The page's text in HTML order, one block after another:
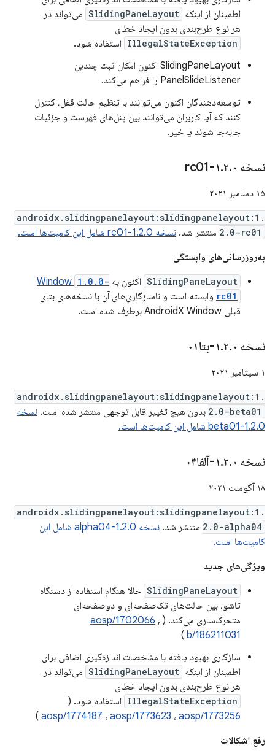
اطمینان از اینکه SlidingPaneLayout می‌تواند در
هر نوع طرح‌بندی بدون ایجاد خطای
IllegalStateException استفاده شود.
SlidingPaneLayout اکنون امکان ثبت چندین
PanelSlideListener را فراهم می‌کند.
توسعه‌دهندگان اکنون می‌توانند با تنظیم حالت قفل، کنترل
کنند که آیا کاربران می‌توانند بین پنل‌های فهرست و جزئیات
جابه‌جا شوند یا خیر.
نسخه ۱ .۲.۰-rc01
۱۵ دسامبر ۲۰۲۱
androidx.slidingpanelayout:slidingpanelayout:1.
2.0-rc01 منتشر شد. نسخه 1.2.0-rc01 شامل این کامیت‌ها است.
به‌روزرسانی‌های وابستگی
SlidingPaneLayout اکنون به Window 1.0.0-
rc01 وابسته است و ناسازگاری‌های آن با نسخه‌های بتای
قبلی AndroidX Window برطرف شده است.
نسخه ۱ .۲.۰-بتا۰۱
۱ سپتامبر ۲۰۲۱
androidx.slidingpanelayout:slidingpanelayout:1.
2.0-beta01 بدون هیچ تغییر قابل توجهی منتشر شده است. نسخه
1.2.0-beta01 شامل این کامیت‌ها است.
نسخه ۱ .۲.۰-آلفا۰۴
۱۸ آگوست ۲۰۲۱
androidx.slidingpanelayout:slidingpanelayout:1.
2.0-alpha04 منتشر شد.
نسخه 1.2.0-alpha04 شامل این
کامیت‌ها است.
ویژگی‌های جدید
SlidingPaneLayout حالا هنگام استفاده از دستگاه
تاشو، بین حالت‌های تک‌صفحه‌ای و دو‌صفحه‌ای
متحرک‌سازی می‌کند. (
aosp/1702066 ,
b/186211031
)
سازگاری بهبود یافته با مشخصات اندازه‌گیری اضافی برای
اطمینان از اینکه SlidingPaneLayout می‌تواند در
هر نوع طرح‌بندی بدون ایجاد خطای
IllegalStateException استفاده شود. (
aosp/1774187 ، aosp/1773623 ، aosp/1773256
)
رفع اشکالات